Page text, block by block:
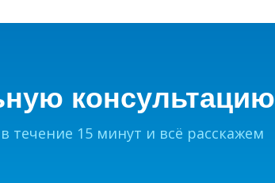
консультацию
течение 15 минут и всё расскажем